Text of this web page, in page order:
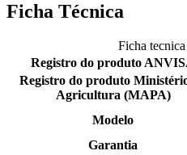
Ficha Técnica
Ficha
Registro do produto
Registro do produto
Agricultura (MAPA)
Modelo
Garantia